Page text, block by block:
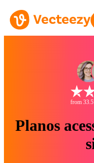
from
Planos